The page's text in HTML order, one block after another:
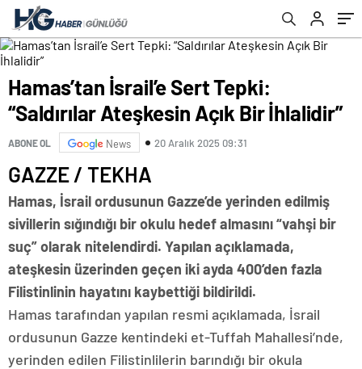
Hamas’tan İsrail’e Sert Tepki:
“Saldırılar Ateşkesin Açık Bir İhlalidir”
ABONE OL News 20 Aralık 2025 09:31
GAZZE / TEKHA
Hamas, İsrail ordusunun Gazze’de yerinden edilmiş
sivillerin sığındığı bir okulu hedef almasını “vahşi bir
suç” olarak nitelendirdi. Yapılan açıklamada,
ateşkesin üzerinden geçen iki ayda 400’den fazla
Filistinlinin hayatını kaybettiği bildirildi.
Hamas tarafından yapılan resmi açıklamada, İsrail
ordusunun Gazze kentindeki et-Tuffah Mahallesi’nde,
yerinden edilen Filistinlilerin barındığı bir okula